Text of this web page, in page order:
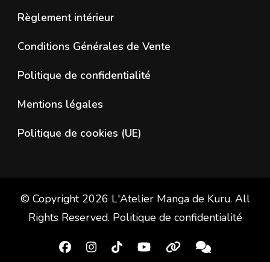
Règlement intérieur
Conditions Générales de Vente
Politique de confidentialité
Mentions légales
Politique de cookies (UE)
© Copyright 2026 L'Atelier Manga de Kuru. All
Rights Reserved. Politique de confidentialité